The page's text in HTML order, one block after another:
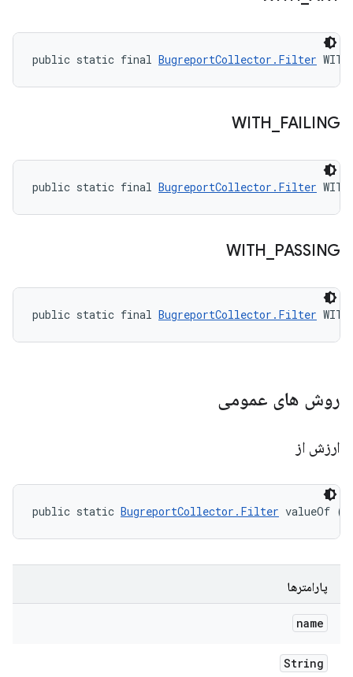
public static final BugreportCollector.Filter
WITH FAILING
public static final BugreportCollector.Filter
WITH PASSING
public static final BugreportCollector.Filter
روش های عمومی
ارزش از
public static BugreportCollector.Filter valueOf
پارامترها
name
String